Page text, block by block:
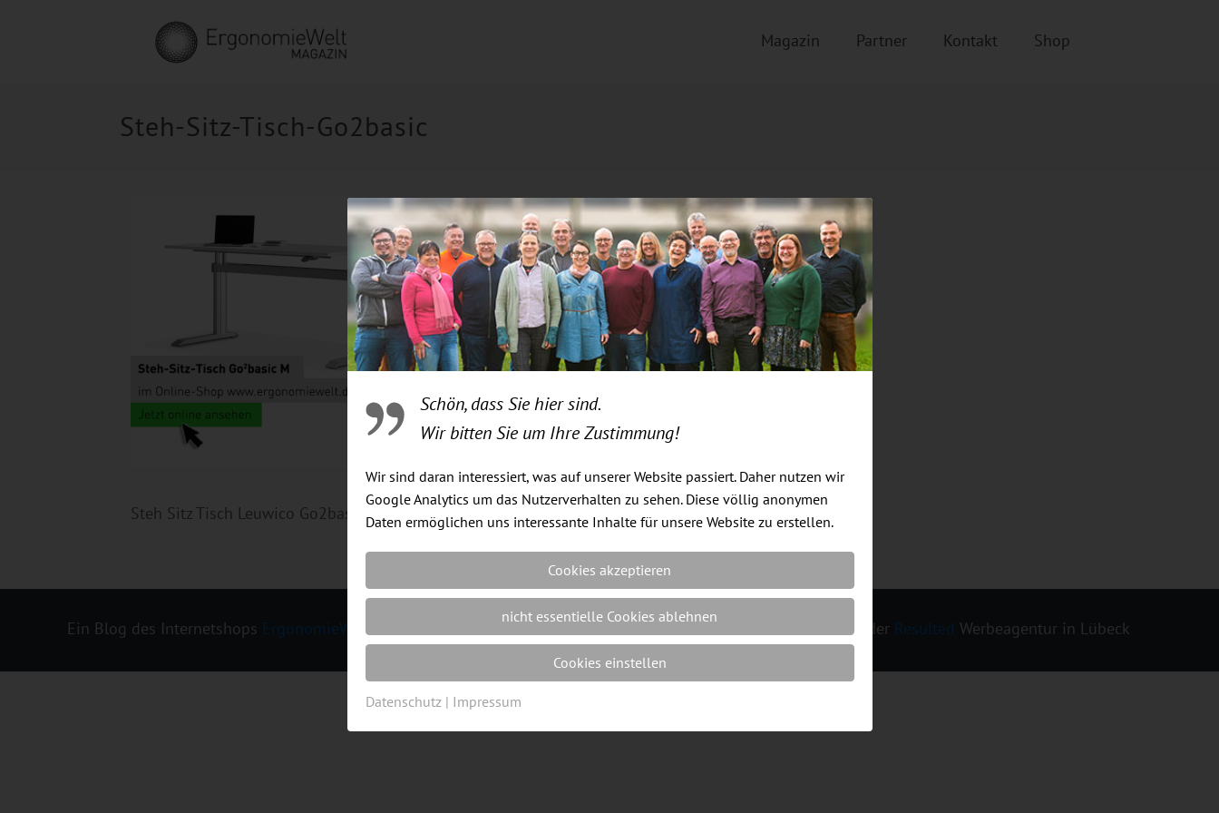
Magazin Partner Kontakt Shop
Steh-Sitz-Tisch-Go2basic
Steh Sitz Tisch Leuwico Go2basic im Onlineshop der ErgonomieWelt
Ein Blog des Internetshops ErgonomieWelt.de Datenschutz|Cookie Einstellungen | Webdesign von der Resulted Werbeagentur in Lübeck
Schön, dass Sie hier sind.
Wir bitten Sie um Ihre Zustimmung!
Wir sind daran interessiert, was auf unserer Website passiert. Daher nutzen wir
Google Analytics um das Nutzerverhalten zu sehen. Diese völlig anonymen
Daten ermöglichen uns interessante Inhalte für unsere Website zu erstellen.
Cookies akzeptieren
nicht essentielle Cookies ablehnen
Cookies einstellen
Datenschutz| Impressum